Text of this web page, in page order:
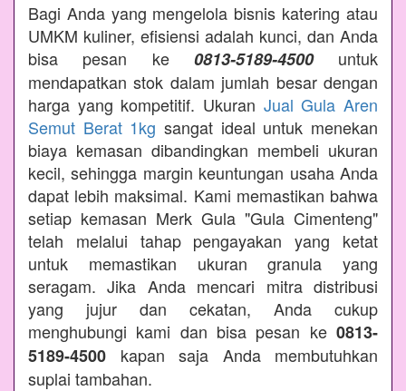
Bagi Anda yang mengelola bisnis katering atau
UMKM kuliner, efisiensi adalah kunci, dan Anda
bisa pesan ke 0813-5189-4500untuk
mendapatkan stok dalam jumlah besar dengan
harga yang kompetitif. Ukuran Jual Gula Aren
Semut Berat 1kg sangat ideal untuk menekan
biaya kemasan dibandingkan membeli ukuran
kecil, sehingga margin keuntungan usaha Anda
dapat lebih maksimal. Kami memastikan bahwa
setiap kemasan Merk Gula "Gula Cimenteng"
telah melalui tahap pengayakan yang ketat
untuk memastikan ukuran granula yang
seragam. Jika Anda mencari mitra distribusi
yang jujur dan cekatan, Anda cukup
menghubungi kami dan bisa pesan ke 0813-
5189-4500 kapan saja Anda membutuhkan
suplai tambahan.